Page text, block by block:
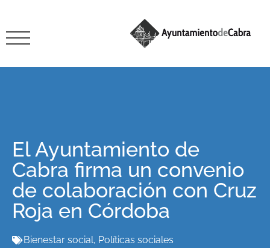
El Ayuntamiento de
Cabra firma un convenio
de colaboración con Cruz
Roja en Córdoba
Bienestar social, Políticas sociales